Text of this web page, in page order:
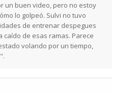
un buen video, pero no estoy
lo golpeó. Sulvi no tuvo
de entrenar despegues
caído de esas ramas. Parece
volando por un tiempo,